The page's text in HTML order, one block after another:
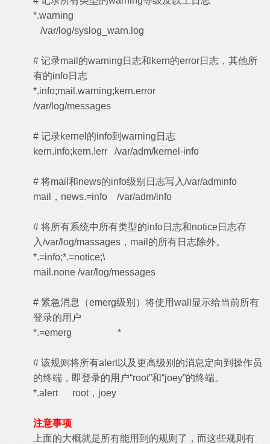
*.warning
/var/log/syslog_warn.log
# 记录mail的warning日志和kern的error日志，其他所
有的info日志
*.info;mail.warning;kern.error
/var/log/messages
# 记录kernel的info到warning日志
kern.info;kern.!err /var/adm/kernel-info
# 将mail和news的info级别日志写入/var/adminfo
mail，news.=info /var/adm/info
# 将所有系统中所有类型的info日志和notice日志存
入/var/log/massages，mail的所有日志除外。
*.=info;*.=notice;\
mail.none /var/log/messages
# 紧急消息（emerg级别）将使用wall显示给当前所有
登录的用户
*.=emerg *
# 该规则将所有alert以及更高级别的消息定向到操作员
的终端，即登录的用户“root”和“joey”的终端。
*.alert root，joey
注意事项
上面的大概就是所有能用到的规则了，而这些规则有